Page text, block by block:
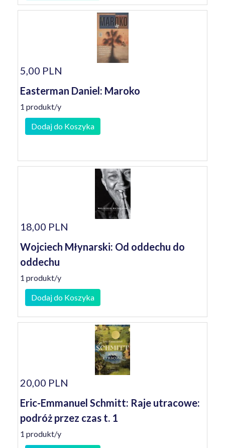
5,00 PLN
Easterman Daniel: Maroko
1 produkt/y
Dodaj do Koszyka
18,00 PLN
Wojciech Młynarski: Od oddechu do
oddechu
1 produkt/y
Dodaj do Koszyka
20,00 PLN
Eric-Emmanuel Schmitt: Raje utracowe:
podróż przez czas t. 1
1 produkt/y